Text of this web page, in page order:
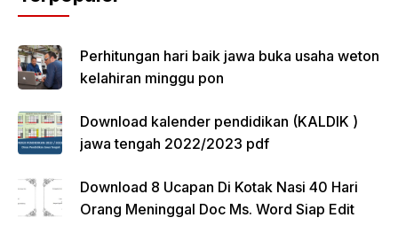
Perhitungan hari baik jawa buka usaha weton
kelahiran minggu pon
Download kalender pendidikan (KALDIK )
jawa tengah 2022/2023 pdf
Download 8 Ucapan Di Kotak Nasi 40 Hari
Orang Meninggal Doc Ms. Word Siap Edit